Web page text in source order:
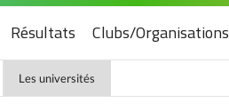
Résultats Clubs/Organisations
Les universités